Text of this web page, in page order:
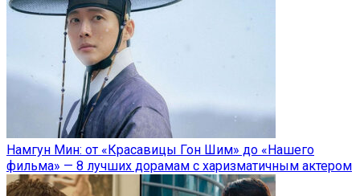
Намгун Мин: от «Красавицы Гон Шим» до «Нашего
фильма» — 8 лучших дорамам с харизматичным актером